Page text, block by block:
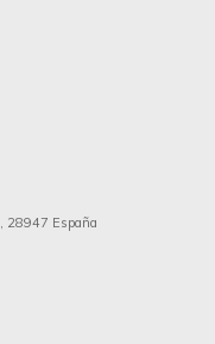
28947 España